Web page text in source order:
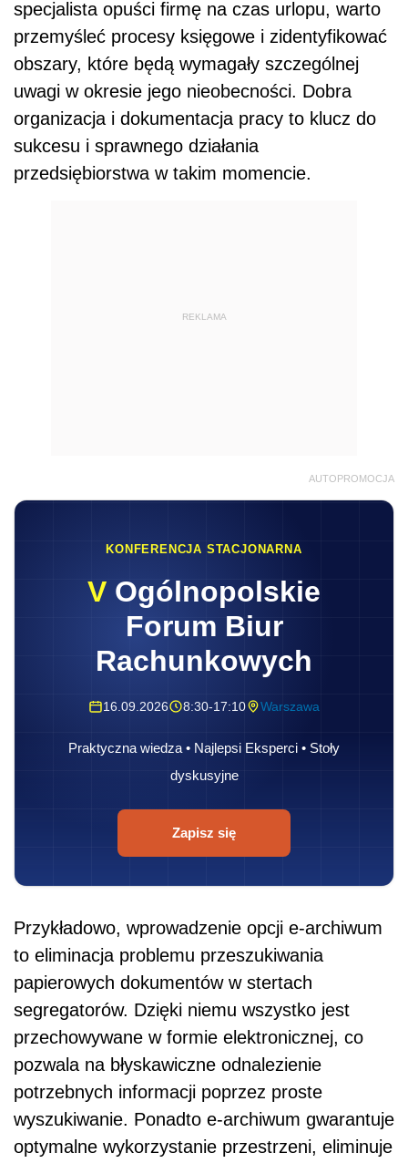
specjalista opuści firmę na czas urlopu, warto
przemyśleć procesy księgowe i zidentyfikować
obszary, które będą wymagały szczególnej
uwagi w okresie jego nieobecności. Dobra
organizacja i dokumentacja pracy to klucz do
sukcesu i sprawnego działania
przedsiębiorstwa w takim momencie.
REKLAMA
AUTOPROMOCJA
KONFERENCJA STACJONARNA
V Ogólnopolskie
Forum Biur
Rachunkowych
16.09.2026 8:30-17:10 Warszawa
Praktyczna wiedza • Najlepsi Eksperci • Stoły
dyskusyjne
Zapisz się
Przykładowo, wprowadzenie opcji e-archiwum
to eliminacja problemu przeszukiwania
papierowych dokumentów w stertach
segregatorów. Dzięki niemu wszystko jest
przechowywane w formie elektronicznej, co
pozwala na błyskawiczne odnalezienie
potrzebnych informacji poprzez proste
wyszukiwanie. Ponadto e-archiwum gwarantuje
optymalne wykorzystanie przestrzeni, eliminuje